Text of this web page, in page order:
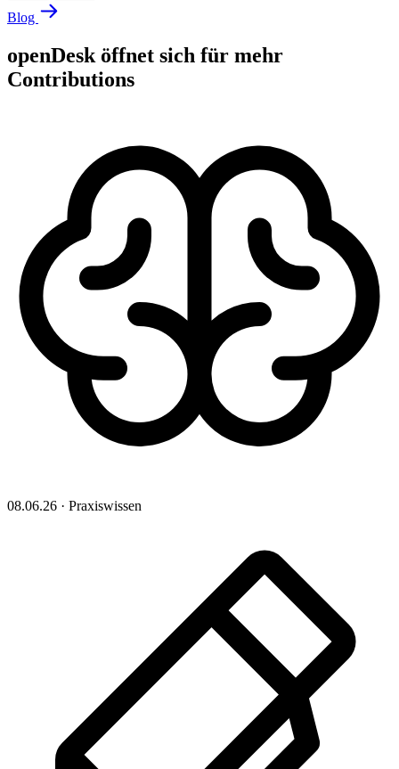
Blog
openDesk öffnet sich für mehr
Contributions
08.06.26 · Praxiswissen